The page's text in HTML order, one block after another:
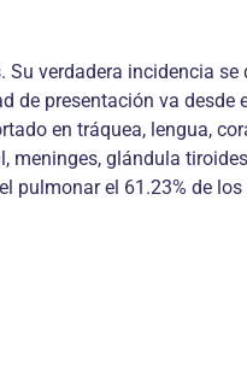
Su verdadera incidencia
de presentación va
en tráquea, lengua,
meninges, glándula
pulmonar el 61.23% de